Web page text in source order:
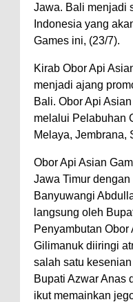
Jawa. Bali menjadi
Indonesia yang
Games ini, (23/7).
Kirab Obor Api
menjadi ajang
Bali. Obor Api
melalui Pelabuhan
Melaya, Jembrana,
Obor Api Asian
Jawa Timur
Banyuwangi
langsung oleh
Penyambutan Obor
Gilimanuk diiringi
salah satu
Bupati Azwar Anas
ikut memainkan